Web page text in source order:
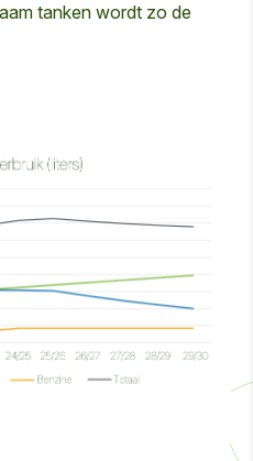
tanken wordt zo de